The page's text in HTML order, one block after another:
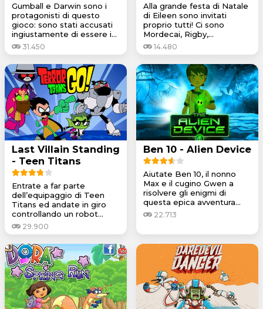
Gumball e Darwin sono i
protagonisti di questo
gioco: sono stati accusati
ingiustamente di essere i...
31.450
Alla grande festa di Natale
di Eileen sono invitati
proprio tutti! Ci sono
Mordecai, Rigby,...
14.480
Last Villain Standing
- Teen Titans
Entrate a far parte
dell’equipaggio di Teen
Titans ed andate in giro
controllando un robot...
29.900
Ben 10 - Alien Device
Aiutate Ben 10, il nonno
Max e il cugino Gwen a
risolvere gli enigmi di
questa epica avventura...
22.713